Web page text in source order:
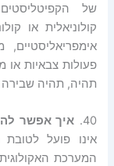
של
קולוניאלית או
פעולות צבאיות
תהיה, תהיה שבירה
40. איך אפשר
אינו פועל
המערכת